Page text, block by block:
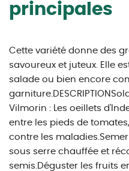
principales
Cette variété donne des
savoureux et juteux. Elle
salade ou bien encore
Vilmorin : Les oeillets
entre les pieds de
contre les
sous serre chauffée et
semis.Déguster les fruits